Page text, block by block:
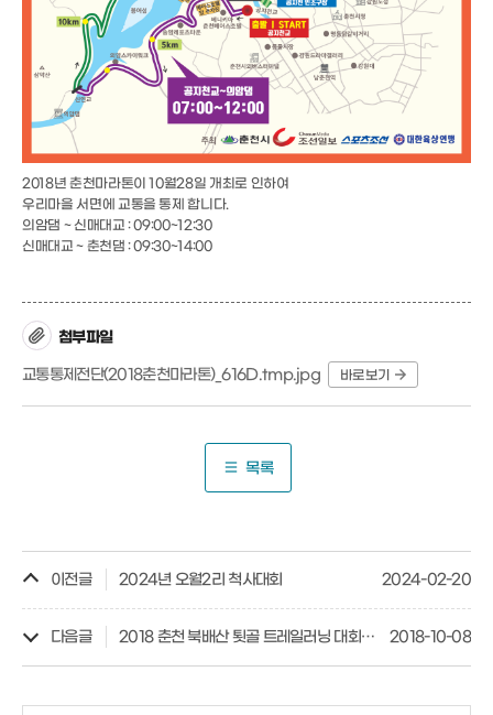
2018년 춘천마라톤이 10월28일 개최로 인하여
우리마을 서면에 교통을 통제 합니다.
의암댐 ~ 신매대교 : 09:00~12:30
신매대교 ~ 춘천댐 : 09:30~14:00
첨부파일
교통통제전단(2018춘천마라톤)_616D.tmp.jpg
바로보기
목록
이전글 2024년 오월2리 척사대회 2024-02-20
다음글 2018 춘천 북배산 툇골 트레일러닝 대회 개최 2018-10-08